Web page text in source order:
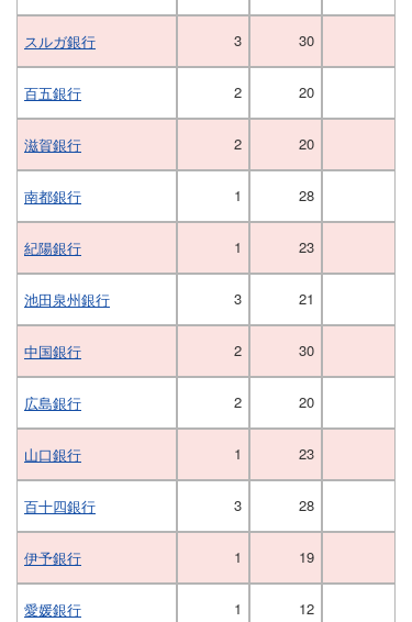
スルガ銀行 3 30
百五銀行 2 20
滋賀銀行 2 20
南都銀行 1 28
紀陽銀行 1 23
池田泉州銀行 3 21
中国銀行 2 30
広島銀行 2 20
山口銀行 1 23
百十四銀行 3 28
伊予銀行 1 19
愛媛銀行 1 12